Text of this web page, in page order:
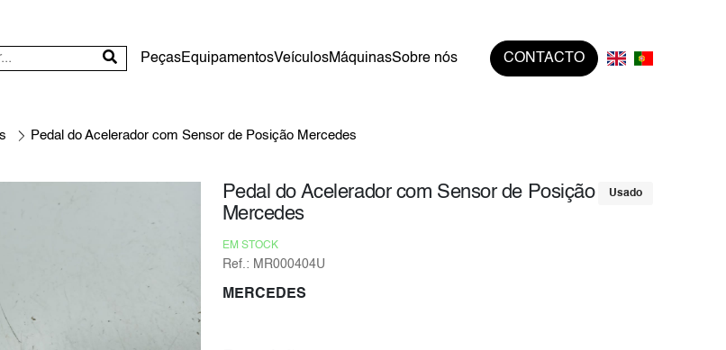
PeçasEquipamentosVeículosMáquinasSobre nós CONTACTO
Pedal do Acelerador com Sensor de Posição Mercedes
Usado
Pedal do Acelerador com Sensor de Posição
Mercedes
EM STOCK
Ref.: MR000404U
MERCEDES